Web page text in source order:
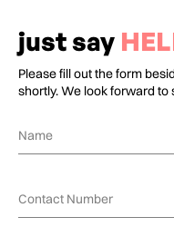
just say
Please fill out the form
shortly. We look forward to